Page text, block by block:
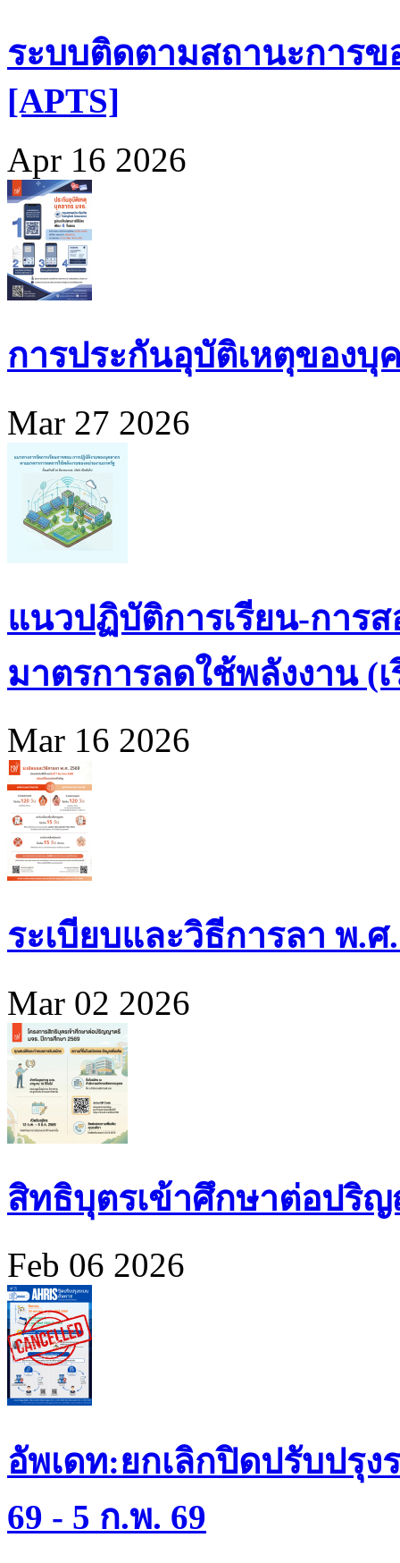
ระบบติดตามสถานะการ
[APTS]
Apr 16 2026
การประกันอุบัติเหตุของบุ
Mar 27 2026
แนวปฏิบัติการเรียน-การ
มาตรการลดใช้พลังงาน (เ
Mar 16 2026
ระเบียบและวิธีการลา พ.ศ.
Mar 02 2026
สิทธิบุตรเข้าศึกษาต่อปริญ
Feb 06 2026
อัพเดท:ยกเลิกปิดปรับปรุ
69 - 5 ก.พ. 69